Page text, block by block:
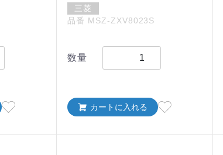
三菱
品番 MSZ-ZXV8023S
数量
カートに入れる